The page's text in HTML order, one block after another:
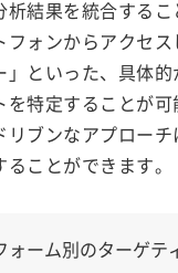
析結果を統合する
フォンからアクセ
」といった、具体
を特定することが
リブンなアプロー
ことができます。
ォーム別のターゲテ